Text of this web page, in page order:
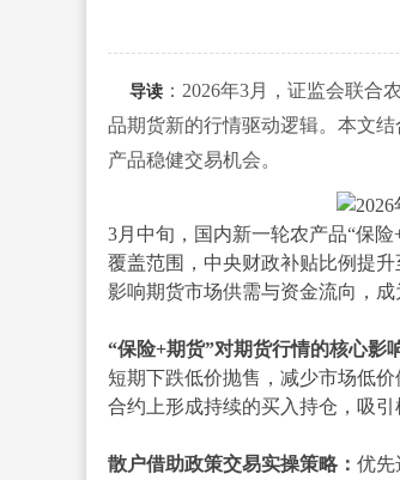
导读：2026年3月，证监会联合
品期货新的行情驱动逻辑。本文
产品稳健交易机会。
3月中旬，国内新一轮农产品“保
覆盖范围，中央财政补贴比例提
影响期货市场供需与资金流向，
“保险+期货”对期货行情的核心影
短期下跌低价抛售，减少市场低
合约上形成持续的买入持仓，吸
散户借助政策交易实操策略： 优先